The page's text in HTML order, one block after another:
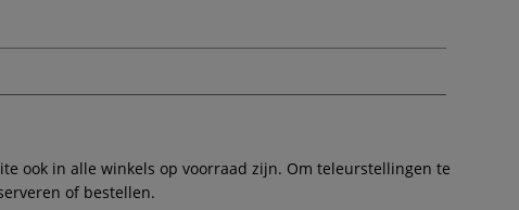
ook in alle winkels op voorraad zijn. Om teleurstellingen te
of bestellen.